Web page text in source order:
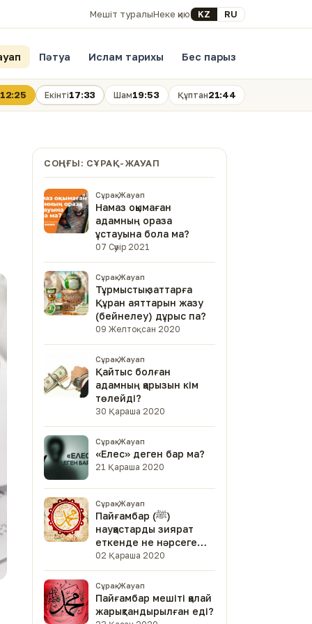
Мешіт туралыНеке қиюSelect your language
KZ RU
Пәтуа Ислам тарихы Бес парыз
12:25 Екінті17:33 Шам19:53 Құптан21:44
СОҢҒЫ: СҰРАҚ-ЖАУАП
Сұрақ-Жауап
Намаз оқымаған
адамның ораза
ұстауына бола ма?
07 Сәуір 2021
Сұрақ-Жауап
Тұрмыстық заттарға
Құран аяттарын жазу
(бейнелеу) дұрыс па?
09 Желтоқсан 2020
Сұрақ-Жауап
Қайтыс болған
адамның қарызын кім
төлейді?
30 Қараша 2020
Сұрақ-Жауап
«Елес» деген бар ма?
21 Қараша 2020
Сұрақ-Жауап
Пайғамбар (ﷺ)
науқастарды зиярат
еткенде не нәрсеге
мән берген?
02 Қараша 2020
Сұрақ-Жауап
Пайғамбар мешіті қалай
жарықтандырылған еді?